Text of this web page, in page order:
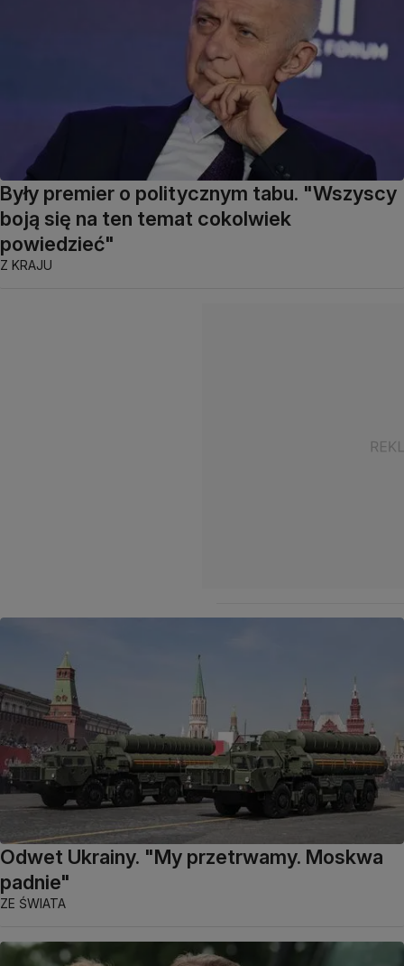
Były premier o politycznym tabu. "Wszyscy
boją się na ten temat cokolwiek
powiedzieć"
Z KRAJU
Odwet Ukrainy. "My przetrwamy. Moskwa
padnie"
ZE ŚWIATA